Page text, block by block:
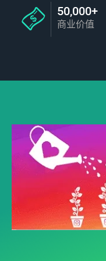
50,000+
商业价值